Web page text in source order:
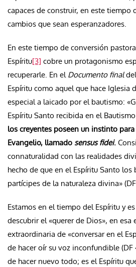
capaces de construir, en este tiempo
cambios que sean esperanzadores.
En este tiempo de conversión
Espíritu[3] cobre un protagonismo
recuperarle. En el Documento final
Espíritu como aquel que hace Iglesia
especial a laicado por el bautismo:
Espíritu Santo recibida en el Bautismo
los creyentes poseen un instinto
Evangelio, llamado sensus fidei.
connaturalidad con las realidades
hecho de que en el Espíritu Santo los
partícipes de la naturaleza divina»
Estamos en el tiempo del Espíritu y
descubrir el «querer de Dios», en esa
extraordinaria de «conversar en el
de hacer oír su voz inconfundible (DF
de hacer nuevo todo; es el Espíritu